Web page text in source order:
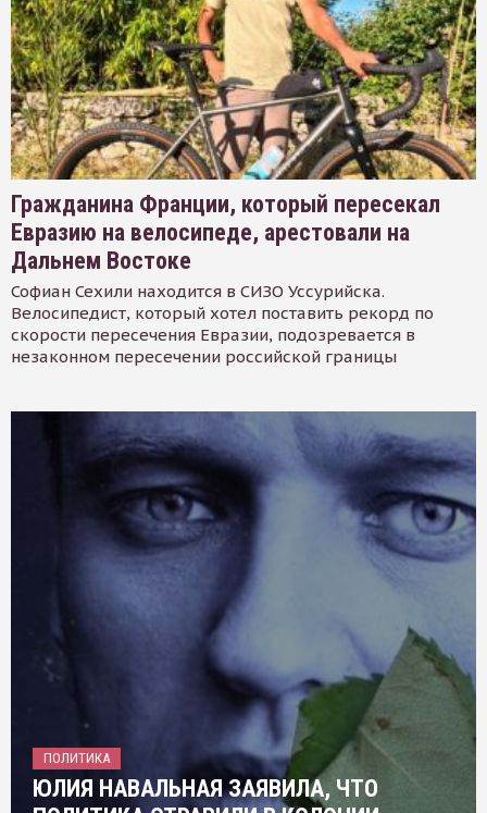
Гражданина Франции, который пересекал
Евразию на велосипеде, арестовали на
Дальнем Востоке
Софиан Сехили находится в СИЗО Уссурийска.
Велосипедист, который хотел поставить рекорд по
скорости пересечения Евразии, подозревается в
незаконном пересечении российской границы
ПОЛИТИКА
ЮЛИЯ НАВАЛЬНАЯ ЗАЯВИЛА, ЧТО